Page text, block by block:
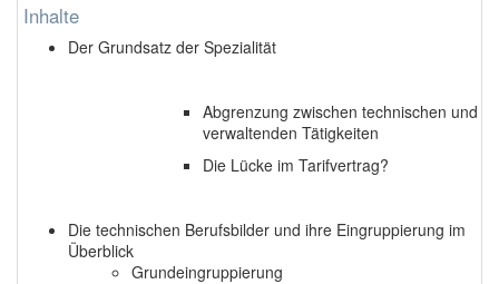
Inhalte
Der Grundsatz der Spezialität
Abgrenzung zwischen technischen und
verwaltenden Tätigkeiten
Die Lücke im Tarifvertrag?
Die technischen Berufsbilder und ihre Eingruppierung im
Überblick
Grundeingruppierung